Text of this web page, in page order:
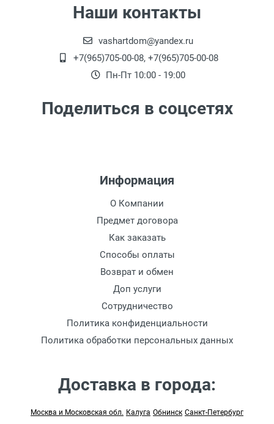
Наши контакты
vashartdom@yandex.ru
+7(965)705-00-08, +7(965)705-00-08
Пн-Пт 10:00 - 19:00
Поделиться в соцсетях
Информация
О Компании
Предмет договора
Как заказать
Способы оплаты
Возврат и обмен
Доп услуги
Сотрудничество
Политика конфиденциальности
Политика обработки персональных данных
Доставка в города:
Москва и Московская обл. Калуга Обнинск Санкт-Петербург